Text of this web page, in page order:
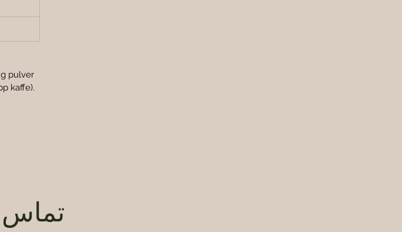
pulver
kaffe).
تماس